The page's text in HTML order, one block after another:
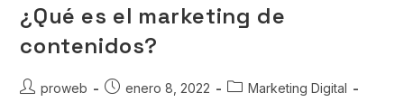
¿Qué es el marketing de
contenidos?
proweb enero 8, 2022
Marketing Digital